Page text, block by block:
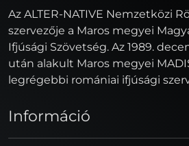
Az ALTER-NATIVE Nemzetközi
szervezője a Maros megyei
Ifjúsági Szövetség. Az 1989.
után alakult Maros megyei
legrégebbi romániai ifjúsági
Információ